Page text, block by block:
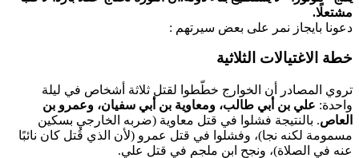
مشتعلًا.
دعونا بايجاز نمر على بعض سيرتهم :
خطة الاغتيالات الثلاثية
تروي المصادر أن الخوارج خطّطوا لقتل ثلاثة أشخاص في ليلة
واحدة: علي بن أبي طالب، ومعاوية بن أبي سفيان، وعمرو بن
العاص. بالنتيجة فشلوا في قتل معاوية (ضربه الخارجي بسكين
مسمومة لكنه نجا)، وفشلوا في قتل عمرو (لأن الذي قُتل كان نائبًا
عنه في الصلاة)، ونجح ابن ملجم في قتل علي.